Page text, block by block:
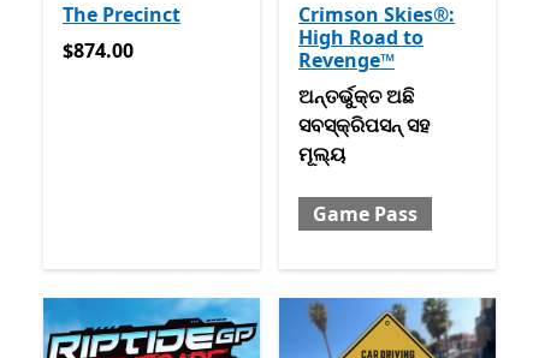
The Precinct
$874.00
$874.00
Crimson Skies®:
High Road to
Revenge™
ଅନ୍ତର୍ଭୁକ୍ତ ଅଛି ସବସ୍କ୍ରିପସନ୍
ଅନ୍ତର୍ଭୁକ୍ତ ଅଛି
ସବସ୍କ୍ରିପସନ୍ ସହ
ମୂଲ୍ୟ
Game Pass